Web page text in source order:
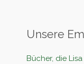
Unsere
Bücher, die